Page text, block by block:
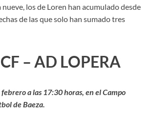
los de Loren han acumulado desde
de las que solo han sumado tres
– AD LOPERA
a las 17:30 horas, en el Campo
de Baeza.